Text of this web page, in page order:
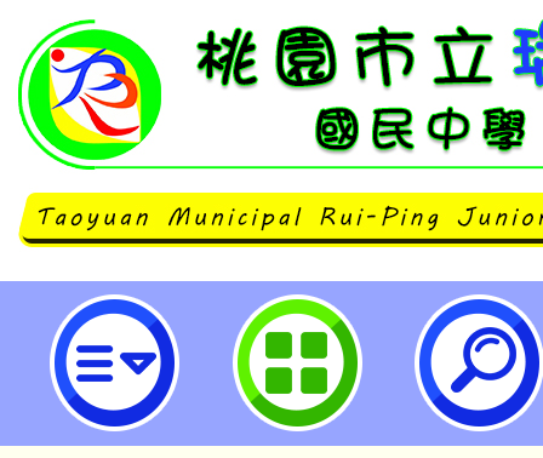
114學年度桃園市國際教育跨校社
作坊-桃園市立瑞坪國民中學